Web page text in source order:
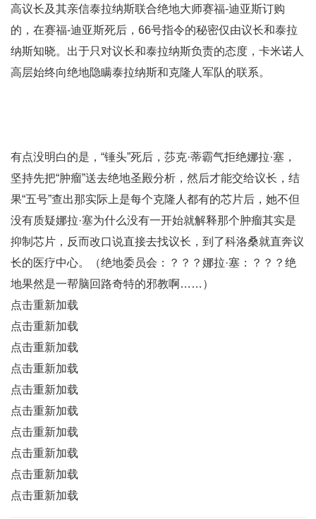
高议长及其亲信泰拉纳斯联合绝地大师赛福-迪亚斯订购
的，在赛福-迪亚斯死后，66号指令的秘密仅由议长和泰拉
纳斯知晓。出于只对议长和泰拉纳斯负责的态度，卡米诺人
高层始终向绝地隐瞒泰拉纳斯和克隆人军队的联系。
有点没明白的是，“锤头”死后，莎克·蒂霸气拒绝娜拉·塞，
坚持先把“肿瘤”送去绝地圣殿分析，然后才能交给议长，结
果“五号”查出那实际上是每个克隆人都有的芯片后，她不但
没有质疑娜拉·塞为什么没有一开始就解释那个肿瘤其实是
抑制芯片，反而改口说直接去找议长，到了科洛桑就直奔议
长的医疗中心。（绝地委员会：？？？娜拉·塞：？？？绝
地果然是一帮脑回路奇特的邪教啊……）
点击重新加载
点击重新加载
点击重新加载
点击重新加载
点击重新加载
点击重新加载
点击重新加载
点击重新加载
点击重新加载
点击重新加载